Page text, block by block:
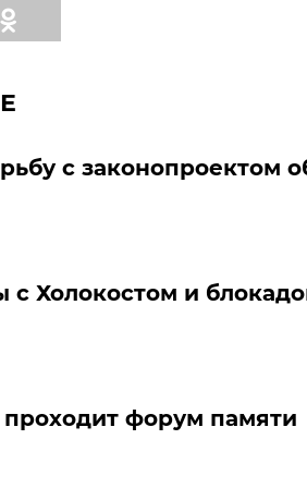
с законопроектом
с Холокостом и
форум памяти